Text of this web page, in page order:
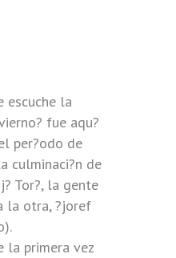
escuche la
fue aqu?
per?odo de
culminaci?n de
Tor?, la gente
la otra, ?joref
la primera vez